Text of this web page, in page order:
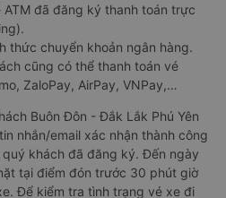
đã đăng ký thanh toán trực
thức chuyển khoản ngân hàng.
cũng có thể thanh toán vé
ZaloPay, AirPay, VNPay,…
Buôn Đôn - Đắk Lắk Phú Yên
nhắn/email xác nhận thành công
khách đã đăng ký. Đến ngày
tại điểm đón trước 30 phút giờ
Để kiểm tra tình trạng vé xe đi